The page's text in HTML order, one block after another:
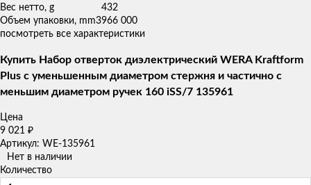
Вес нетто, g
432
Объем упаковки, mm3966 000
посмотреть все характеристики
Купить Набор отверток диэлектрический WERA Kraftform
Plus с уменьшенным диаметром стержня и частично с
меньшим диаметром ручек 160 iSS/7 135961
Цена
9 021 ₽
Артикул: WE-135961
Нет в наличии
Количество